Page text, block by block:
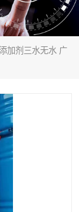
加剂三水无水 广
二钠